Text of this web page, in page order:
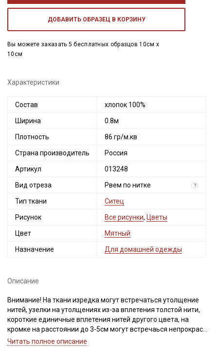
ДОБАВИТЬ ОБРАЗЕЦ В КОРЗИНУ
Вы можете заказать 5 бесплатных образцов 10см x
10см
Характеристики
Состав хлопок 100%
Ширина 0.8м
Плотность 86 гр/м.кв
Страна производитель Россия
Артикул 013248
Вид отреза Рвем по нитке ?
Тип ткани Ситец
Рисунок Все рисунки, Цветы
Цвет Мятный
Назначение Для домашней одежды
Описание
Внимание! На ткани изредка могут встречаться утолщение
нитей, узелки на утолщениях из-за вплетения толстой нити,
короткие единичные вплетения нитей другого цвета, на
кромке на расстоянии до 3-5см могут встречаься непрокрасы.
Просим учитывать это при заказе.
Читать полное описание